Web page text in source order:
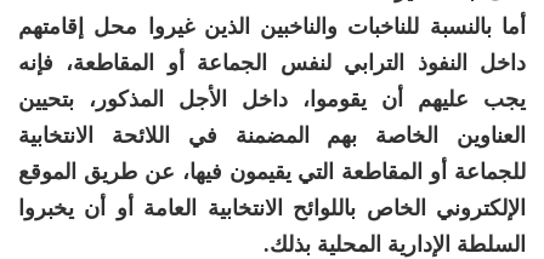
أما بالنسبة للناخبات والناخبين الذين غيروا محل إقامتهم
داخل النفوذ الترابي لنفس الجماعة أو المقاطعة، فإنه
يجب عليهم أن يقوموا، داخل الأجل المذكور، بتحيين
العناوين الخاصة بهم المضمنة في اللائحة الانتخابية
للجماعة أو المقاطعة التي يقيمون فيها، عن طريق الموقع
الإلكتروني الخاص باللوائح الانتخابية العامة أو أن يخبروا
السلطة الإدارية المحلية بذلك.